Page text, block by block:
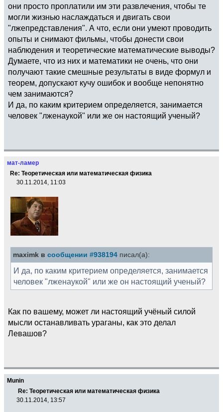
они просто проплатили им эти развлечения, чтобы те
могли жизнью наслаждаться и двигать свои
"лжепредставления". А что, если они умеют проводить
опыты и снимают фильмы, чтобы донести свои
наблюдения и теоретические математические выводы?
Думаете, что из них и математики не очень, что они
получают такие смешные результаты в виде формул и
теорем, допускают кучу ошибок и вообще непонятно
чем занимаются?
И да, по каким критерием определяется, занимается
человек "лженаукой" или же он настоящий ученый?
мат-ламер
Re: Теоретическая или математическая физика
30.11.2014, 11:03
maximk в сообщении #938194 писал(а):
И да, по каким критерием определяется, занимается
человек "лженаукой" или же он настоящий ученый?
Как по вашему, может ли настоящий учёный силой
мысли останавливать ураганы, как это делал
Левашов?
Munin
Re: Теоретическая или математическая физика
30.11.2014, 13:57